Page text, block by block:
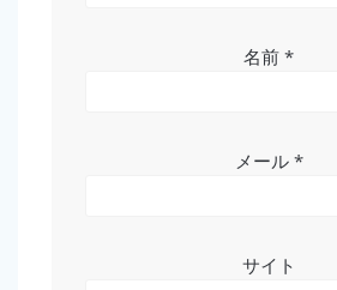
名前 *
メール *
サイト